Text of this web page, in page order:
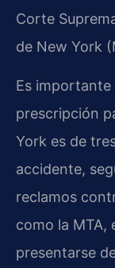
Corte
de New York
Es
prescripción
York es de
accidente,
reclamos
como la MTA,
presentarse